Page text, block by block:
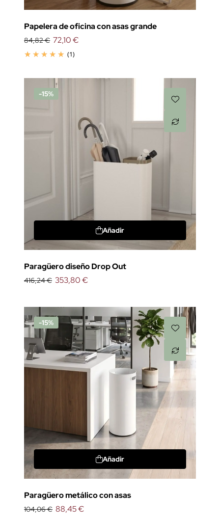
Papelera de oficina con asas grande
84,82 €
(1)
72,10 €
-15%
Añadir
Paragüero diseño Drop Out
416,24 € 353,80 €
-15%
Añadir
Paragüero metálico con asas
104,06 € 88,45 €